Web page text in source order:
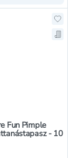
listára, Hero
Fun Pimple
- 10